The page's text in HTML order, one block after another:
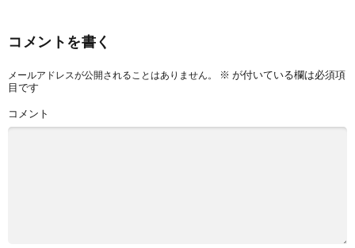
コメントを書く
メールアドレスが公開されることはありません。 ※ が付いている欄は必須項
目です
コメント